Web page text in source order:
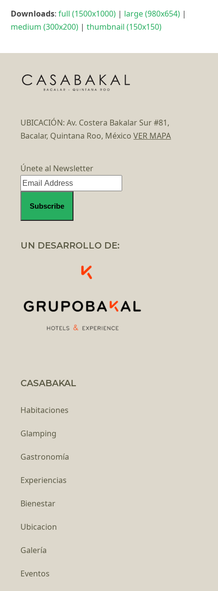
Downloads:full (1500x1000) | large (980x654) |
medium (300x200) |thumbnail (150x150)
UBICACIÓN: Av. Costera Bakalar Sur #81,
Bacalar, Quintana Roo, MéxicoVER MAPA
Únete al Newsletter
UN DESARROLLO DE:
CASABAKAL
Habitaciones
Glamping
Gastronomía
Experiencias
Bienestar
Ubicacion
Galería
Eventos